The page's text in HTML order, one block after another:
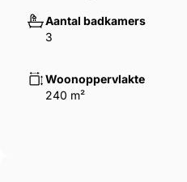
Aantal badkamers
3
Woonoppervlakte
240 m²